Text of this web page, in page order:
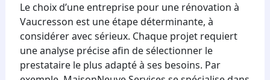
Le choix d’une entreprise pour une rénovation à
Vaucresson est une étape déterminante, à
considérer avec sérieux. Chaque projet requiert
une analyse précise afin de sélectionner le
prestataire le plus adapté à ses besoins. Par